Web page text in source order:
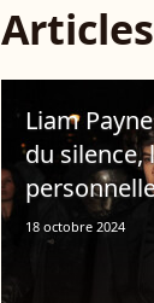
Liam
du
18 octobre 2024